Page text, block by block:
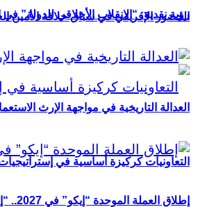
الحضور الإفريقي في سباق خلافة الأمين
التعاونيات كركيزة أساسية في إستراتيجيات
رؤية نقدية: “الانقلاب الأخلاقي للدولة”
العدالة التاريخية في مواجهة الإرث
إطلاق العملة الموحدة “إيكو” في 2027.. “إيكواس” تمضي قدمًا دون انتظار